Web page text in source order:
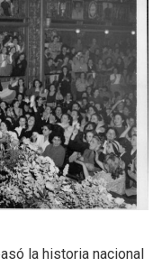
la historia nacional